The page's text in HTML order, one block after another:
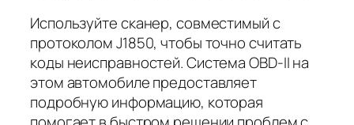
Используйте сканер, совместимый с
протоколом J1850, чтобы точно считать
коды неисправностей. Система OBD-II на
этом автомобиле предоставляет
подробную информацию, которая